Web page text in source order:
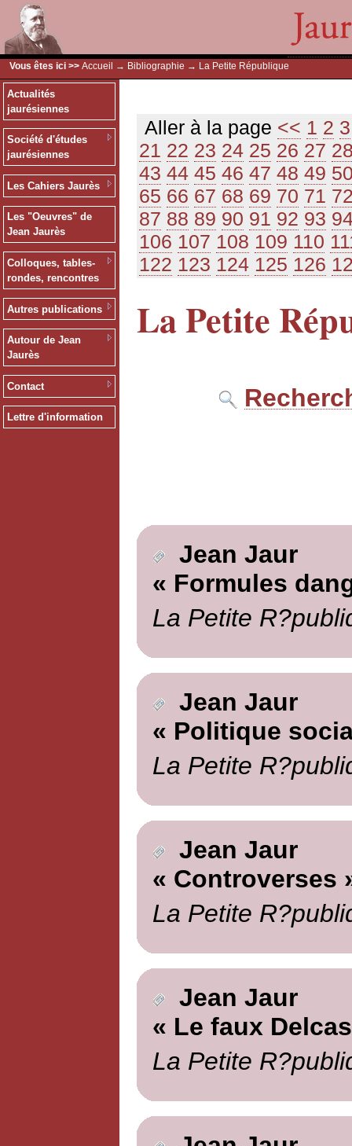
Vous êtes ici >> Accueil → Bibliographie → La Petite République
Actualités
jaurésiennes
Société d'études
jaurésiennes
Les Cahiers Jaurès
Les "Oeuvres" de
Jean Jaurès
Colloques, tables-
rondes, rencontres
Autres publications
Autour de Jean
Jaurès
Contact
Lettre d'information
Aller à la page << 1 2 3
21 22 23 24 25 26 27
43 44 45 46 47 48 49
65 66 67 68 69 70 71
87 88 89 90 91 92 93
106 107 108 109 110
122 123 124 125 126
La Petite
Jean Jaur
« Formules
La Petite
Jean Jaur
« Politique
La Petite
Jean Jaur
« Controverses
La Petite
Jean Jaur
« Le faux
La Petite